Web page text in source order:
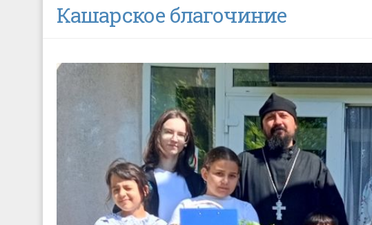
Кашарское благочиние